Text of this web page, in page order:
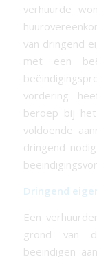
verhuurde
van dringend
met een
vordering
beroep bij
voldoende
dringend
Dringend
Een
grond van
beëindigen